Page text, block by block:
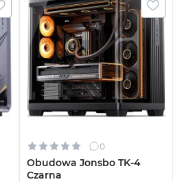
0
Obudowa Jonsbo TK-4
Czarna